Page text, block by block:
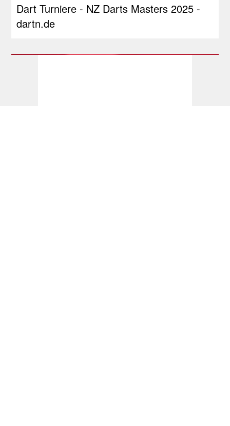
Dart Turniere - NZ Darts Masters 2025 -
dartn.de